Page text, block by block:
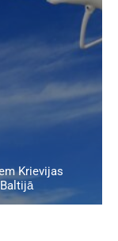
Krievijas